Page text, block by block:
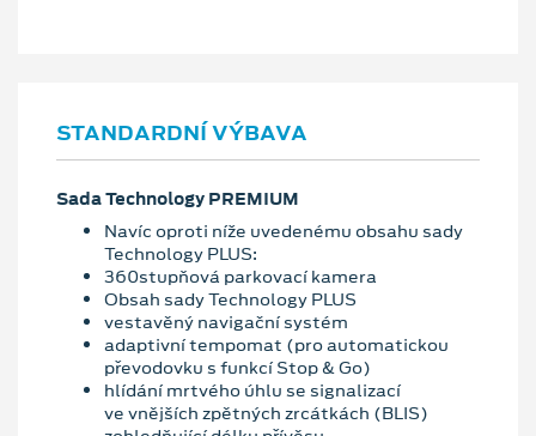
STANDARDNÍ VÝBAVA
Sada Technology PREMIUM
Navíc oproti níže uvedenému obsahu sady
Technology PLUS:
360stupňová parkovací kamera
Obsah sady Technology PLUS
vestavěný navigační systém
adaptivní tempomat (pro automatickou
převodovku s funkcí Stop & Go)
hlídání mrtvého úhlu se signalizací
ve vnějších zpětných zrcátkách (BLIS)